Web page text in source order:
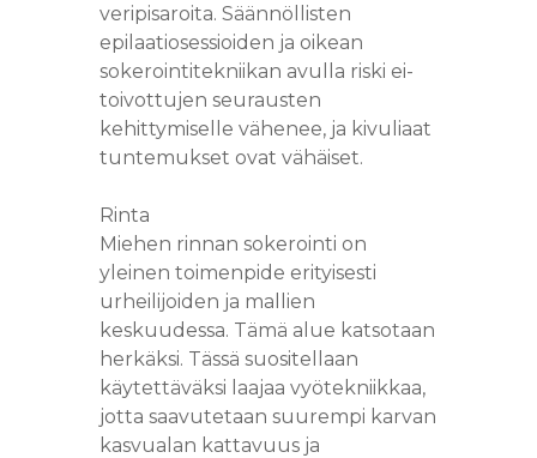
veripisaroita. Säännöllisten
epilaatiosessioiden ja oikean
sokerointitekniikan avulla riski ei-
toivottujen seurausten
kehittymiselle vähenee, ja kivuliaat
tuntemukset ovat vähäiset.
Rinta
Miehen rinnan sokerointi on
yleinen toimenpide erityisesti
urheilijoiden ja mallien
keskuudessa. Tämä alue katsotaan
herkäksi. Tässä suositellaan
käytettäväksi laajaa vyötekniikkaa,
jotta saavutetaan suurempi karvan
kasvualan kattavuus ja